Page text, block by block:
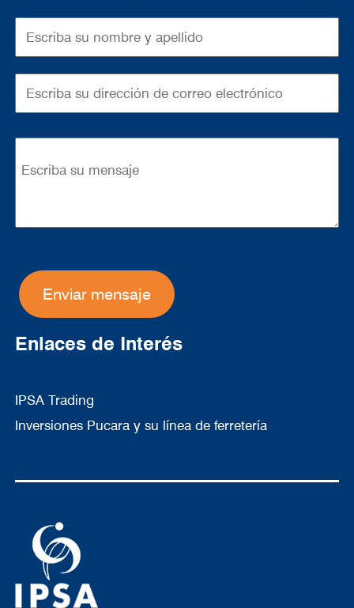
Cognac & Brandy
Ginebra
Enlaces de Interés
IPSA Trading
Inversiones Pucara y su línea de ferretería